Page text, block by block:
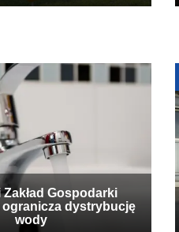
Zakład Gospodarki
dystrybucję
wody